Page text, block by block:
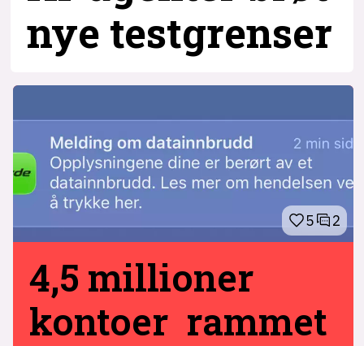
nye testgrenser
5 2
4,5 millioner
kontoer rammet